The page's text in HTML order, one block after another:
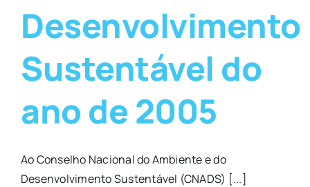
Desenvolvimento
Sustentável do
ano de 2005
Ao Conselho Nacional do Ambiente e do
Desenvolvimento Sustentável (CNADS) [...]